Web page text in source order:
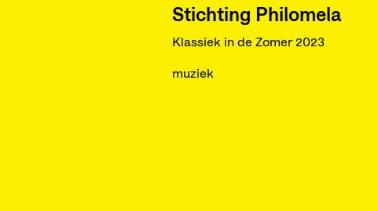
Stichting Philomela
Klassiek in de Zomer 2023
muziek